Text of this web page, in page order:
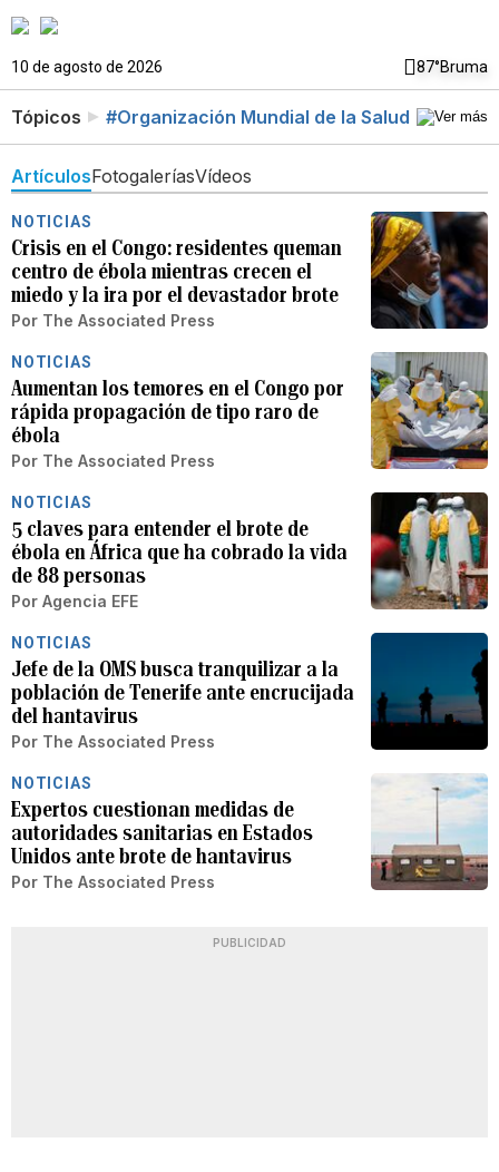
10 de agosto de 2026 87°Bruma
Tópicos #Organización Mundial de la Salud
ArtículosFotogaleríasVídeos
NOTICIAS
Crisis en el Congo: residentes queman
centro de ébola mientras crecen el
miedo y la ira por el devastador brote
Por The Associated Press
NOTICIAS
Aumentan los temores en el Congo por
rápida propagación de tipo raro de
ébola
Por The Associated Press
NOTICIAS
5 claves para entender el brote de
ébola en África que ha cobrado la vida
de 88 personas
Por Agencia EFE
NOTICIAS
Jefe de la OMS busca tranquilizar a la
población de Tenerife ante encrucijada
del hantavirus
Por The Associated Press
NOTICIAS
Expertos cuestionan medidas de
autoridades sanitarias en Estados
Unidos ante brote de hantavirus
Por The Associated Press
PUBLICIDAD